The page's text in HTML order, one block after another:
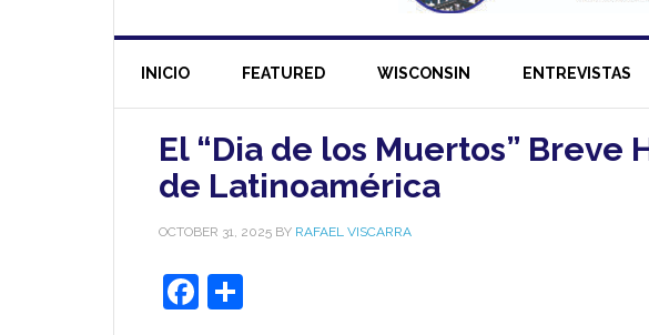
INICIO FEATURED WISCONSIN ENTREVISTAS
El “Dia de los Muertos” Breve
de Latinoamérica
OCTOBER 31, 2025 BY RAFAEL VISCARRA
Facebook